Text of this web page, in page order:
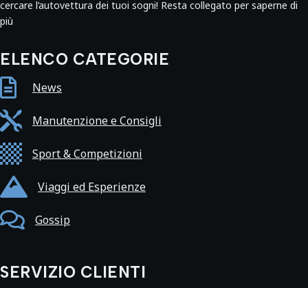
cercare l’autovettura dei tuoi sogni! Resta collegato per saperne di
più
ELENCO CATEGORIE
 News
 Manutenzione e Consigli
 Sport & Competizioni
 Viaggi ed Esperienze
 Gossip
SERVIZIO CLIENTI